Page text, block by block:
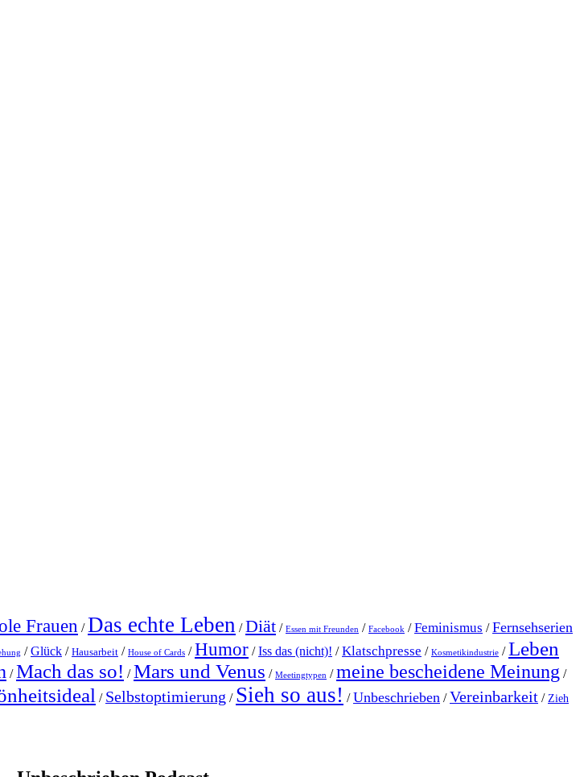
Frauen /Das echte Leben /Diät / Essen mit Freunden / Facebook /Feminismus /Fernsehserien
/Glück / Hausarbeit / House of Cards /Humor /Iss das (nicht)! /Klatschpresse / Kosmetikindustrie /Leben
/Mach das so! /Mars und Venus / Meetingtypen /meine bescheidene Meinung /
/ Selbstoptimierung / Sieh so aus! /Unbeschrieben /Vereinbarkeit / Zieh